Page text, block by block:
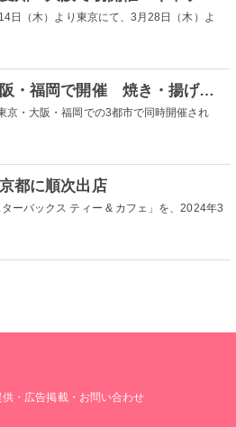
日（木）より東京にて、3月28日（木）よ
餃子の祭典「クラフト餃子フェス」東京・大阪・福岡で開催 焼き・揚げ・蒸しで個性派餃子を食べ尽くす
京・大阪・福岡での3都市で同時開催され
都に順次出店
ーバックス ティー & カフェ」を、2024年3
供・広告掲載・お問い合わせ